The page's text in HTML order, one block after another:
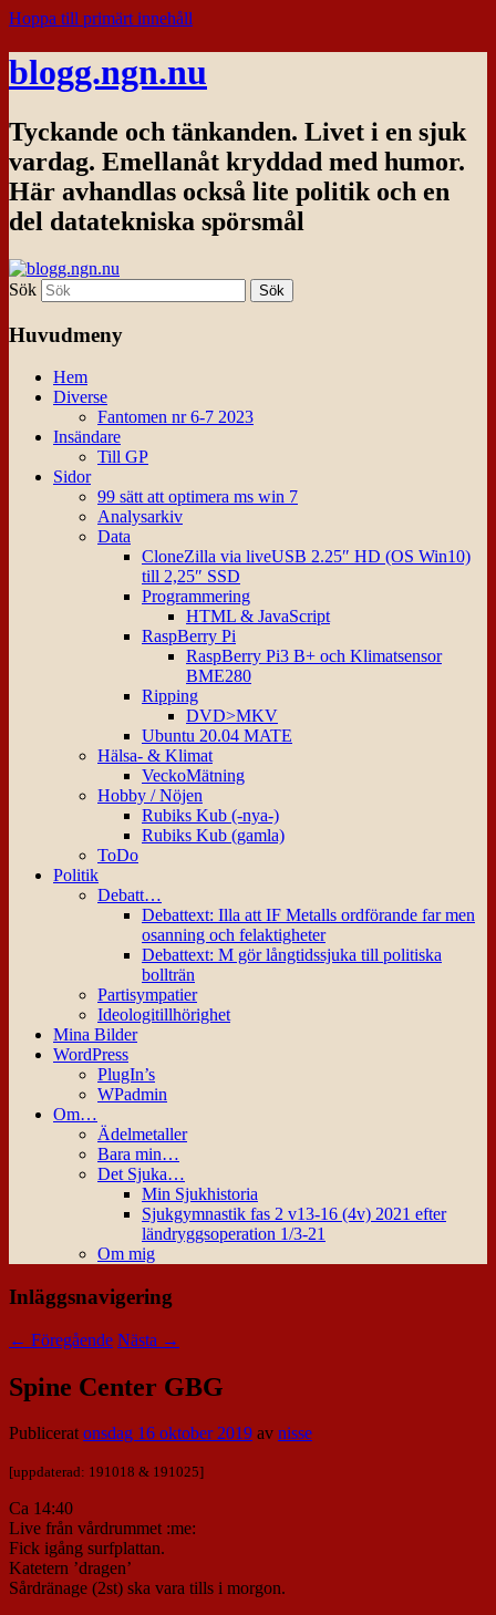
Hoppa till primärt innehåll
blogg.ngn.nu
Tyckande och tänkanden. Livet i en sjuk
vardag. Emellanåt kryddad med humor.
Här avhandlas också lite politik och en
del datatekniska spörsmål
Sök
Huvudmeny
Hem
Diverse
Fantomen nr 6-7 2023
Insändare
Till GP
Sidor
99 sätt att optimera ms win 7
Analysarkiv
Data
CloneZilla via liveUSB 2.25″ HD (OS Win10)
till 2,25″ SSD
Programmering
HTML & JavaScript
RaspBerry Pi
RaspBerry Pi3 B+ och Klimatsensor
BME280
Ripping
DVD>MKV
Ubuntu 20.04 MATE
Hälsa- & Klimat
VeckoMätning
Hobby / Nöjen
Rubiks Kub (-nya-)
Rubiks Kub (gamla)
ToDo
Politik
Debatt…
Debattext: Illa att IF Metalls ordförande far men
osanning och felaktigheter
Debattext: M gör långtidssjuka till politiska
bollträn
Partisympatier
Ideologitillhörighet
Mina Bilder
WordPress
PlugIn’s
WPadmin
Om…
Ädelmetaller
Bara min…
Det Sjuka…
Min Sjukhistoria
Sjukgymnastik fas 2 v13-16 (4v) 2021 efter
ländryggsoperation 1/3-21
Om mig
Inläggsnavigering
← Föregående Nästa →
Spine Center GBG
Publiceratonsdag 16 oktober 2019 av nisse
[uppdaterad: 191018 & 191025]
Ca 14:40
Live från vårdrummet :me:
Fick igång surfplattan.
Katetern ’dragen’
Sårdränage (2st) ska vara tills i morgon.